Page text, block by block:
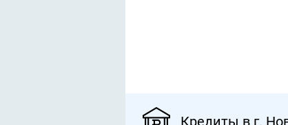
Кредиты в г.